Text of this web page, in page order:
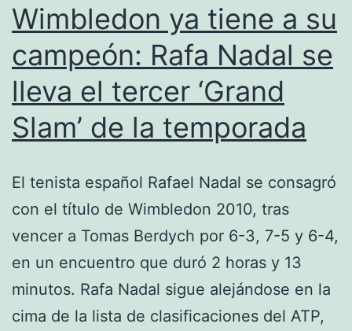
Wimbledon ya tiene a su
campeón: Rafa Nadal se
lleva el tercer ‘Grand
Slam’ de la temporada
El tenista español Rafael Nadal se consagró
con el título de Wimbledon 2010, tras
vencer a Tomas Berdych por 6-3, 7-5 y 6-4,
en un encuentro que duró 2 horas y 13
minutos. Rafa Nadal sigue alejándose en la
cima de la lista de clasificaciones del ATP,